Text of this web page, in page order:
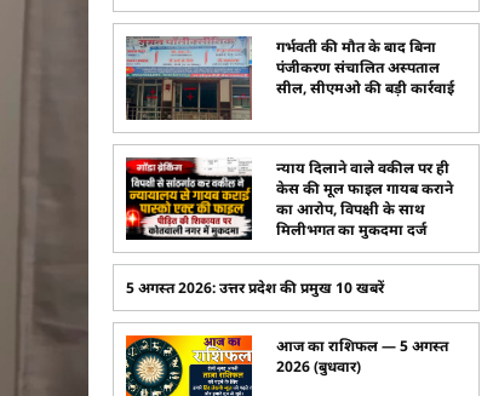
गर्भवती की मौत के बाद बिना
पंजीकरण संचालित अस्पताल
सील, सीएमओ की बड़ी कार्रवाई
न्याय दिलाने वाले वकील पर ही
केस की मूल फाइल गायब कराने
का आरोप, विपक्षी के साथ
मिलीभगत का मुकदमा दर्ज
5 अगस्त 2026: उत्तर प्रदेश की प्रमुख 10 खबरें
आज का राशिफल — 5 अगस्त
2026 (बुधवार)